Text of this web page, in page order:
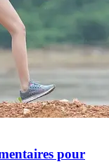
pour